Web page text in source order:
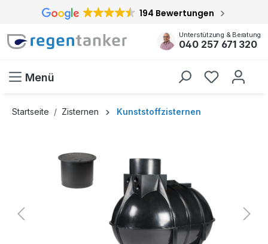
springen 194 Bewertungen
Unterstützung & Beratung
040 257 671 320
Menü
Startseite Zisternen Kunststoffzisternen